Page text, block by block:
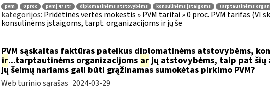
pvm 0 proc pvmį 47 str diplomatinėms atstovybėms konsulinėms įstaigoms tarptautinėms
kategorijos: Pridėtinės vertės mokestis » PVM tarifai » 0 proc. PVM tarifas (VI
konsulinėms įstaigoms, tarpt. organizacijoms ir jų še
PVM sąskaitas faktūras pateikus diplomatinėms atstovybėms,
ir...tarptautinėms organizacijoms arjų atstovybėms, taip pat šių
jų šeimų nariams gali būti grąžinamas sumokėtas pirkimo PVM?
Web turinio sąrašas 2024-03-29